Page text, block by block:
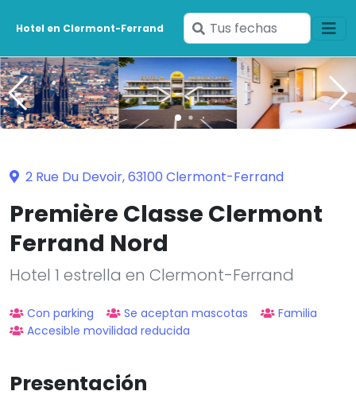
Hotel en Clermont-Ferrand
Ingresa
tus
fechas
2 Rue Du Devoir, 63100 Clermont-Ferrand
Première Classe Clermont
Ferrand Nord
Hotel 1 estrella en Clermont-Ferrand
Con parking Se aceptan mascotas
Familia
Accesible movilidad reducida
Presentación